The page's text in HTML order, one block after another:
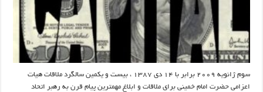
سوم ژانویه ۲۰۰۹ برابر با ۱۴ دی ۱۳۸۷ ، بیست و یکمین سالگرد ملاقات هیات
اعزامی حضرت امام خمینی برای ملاقات و ابلاغ مهمترین پیام قرن به رهبر اتحاد